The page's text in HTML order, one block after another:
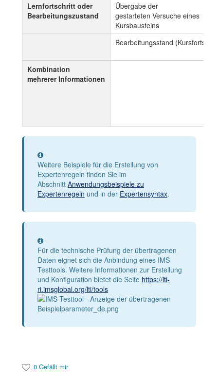
Lernfortschritt oder
Bearbeitungszustand
Übergabe der
gestarteten Versuche eines
Kursbausteins
Bearbeitungsstand
Kombination
mehrerer Informationen
Information
Weitere Beispiele für die Erstellung von
Expertenregeln finden Sie im
Abschnitt Anwendungsbeispiele zu
Expertenregeln und in der Expertensyntax.
Information
Für die technische Prüfung der übertragenen
Daten eignet sich die Anbindung eines IMS
Testtools. Weitere Informationen zur Erstellung
und Konfiguration bietet die Seite https://lti-
ri.imsglobal.org/lti/tools
0 Gefällt mir